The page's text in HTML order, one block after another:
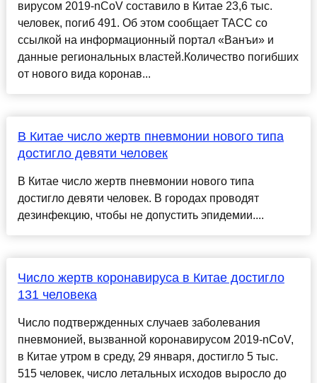
вирусом 2019-nCoV составило в Китае 23,6 тыс.
человек, погиб 491. Об этом сообщает ТАСС со
ссылкой на информационный портал «Ванъи» и
данные региональных властей.Количество погибших
от нового вида коронав...
В Китае число жертв пневмонии нового типа
достигло девяти человек
В Китае число жертв пневмонии нового типа
достигло девяти человек. В городах проводят
дезинфекцию, чтобы не допустить эпидемии....
Число жертв коронавируса в Китае достигло
131 человека
Число подтвержденных случаев заболевания
пневмонией, вызванной коронавирусом 2019-nCoV,
в Китае утром в среду, 29 января, достигло 5 тыс.
515 человек, число летальных исходов выросло до